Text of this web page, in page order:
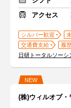
アクセス
シルバー歓迎
交通費支給
履
日研トータルソー
NEW
(株)ウィルオブ